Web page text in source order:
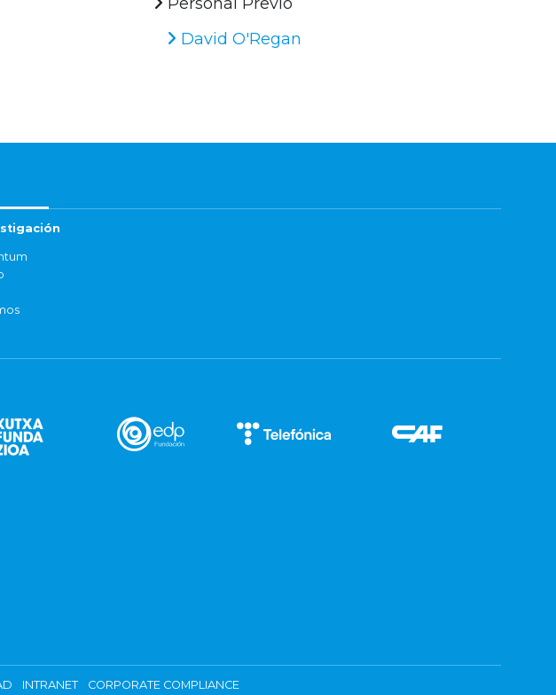
David O'Regan
INTRANET CORPORATE COMPLIANCE